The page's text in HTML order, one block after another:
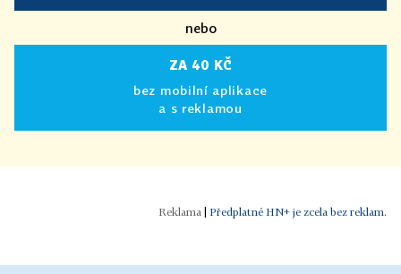
nebo
ZA 40 KČ
bez mobilní aplikace
a s reklamou
Předplatné HN+ je zcela bez reklam.